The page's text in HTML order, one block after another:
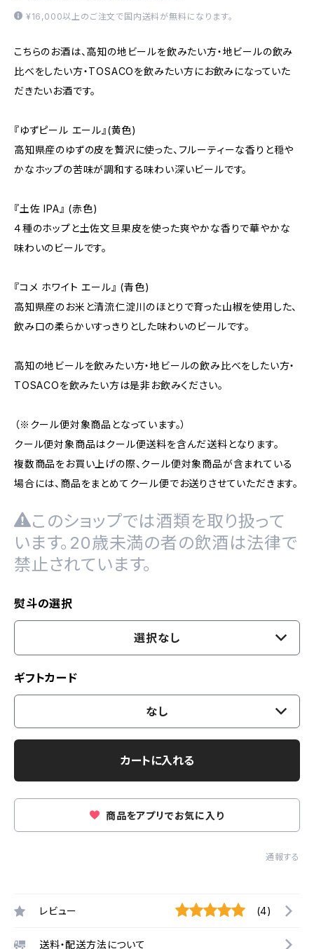
¥16,000以上のご注文で国内送料が無料になります。
こちらのお酒は、高知の地ビールを飲みたい方・地ビールの飲み
比べをしたい方・TOSACOを飲みたい方にお飲みになっていた
だきたいお酒です。
『ゆずピール エール』(黄色)
高知県産のゆずの皮を贅沢に使った、フルーティーな香りと穏や
かなホップの苦味が調和する味わい深いビールです。
『土佐 IPA』 (赤色)
４種のホップと土佐文旦果皮を使った爽やかな香りで華やかな
味わいのビールです。
『コメ ホワイト エール』 (青色)
高知県産のお米と清流仁淀川のほとりで育った山椒を使用した、
飲み口の柔らかいすっきりとした味わいのビールです。
高知の地ビールを飲みたい方・地ビールの飲み比べをしたい方・
TOSACOを飲みたい方は是非お飲みください。
（※クール便対象商品となっています。）
クール便対象商品はクール便送料を含んだ送料となります。
複数商品をお買い上げの際、クール便対象商品が含まれている
場合には、商品をまとめてクール便でお送りさせていただきます。
このショップでは酒類を取り扱って
います。20歳未満の者の飲酒は法律で
禁止されています。
熨斗の選択
選択なし
ギフトカード
なし
カートに入れる
商品をアプリでお気に入り
通報する
レビュー (4)
送料・配送方法について